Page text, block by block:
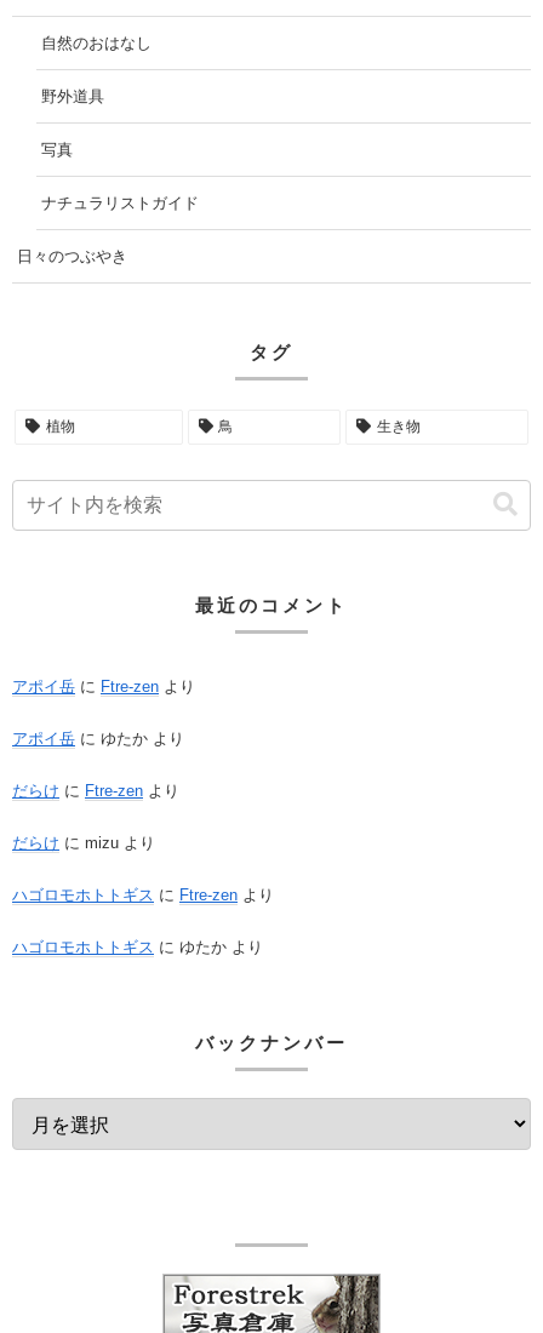
自然のおはなし
野外道具
写真
ナチュラリストガイド
日々のつぶやき
タグ
植物 鳥 生き物
最近のコメント
アポイ岳 に Ftre-zen より
アポイ岳 に ゆたか より
だらけ に Ftre-zen より
だらけ に mizu より
ハゴロモホトトギス に Ftre-zen より
ハゴロモホトトギス に ゆたか より
バックナンバー